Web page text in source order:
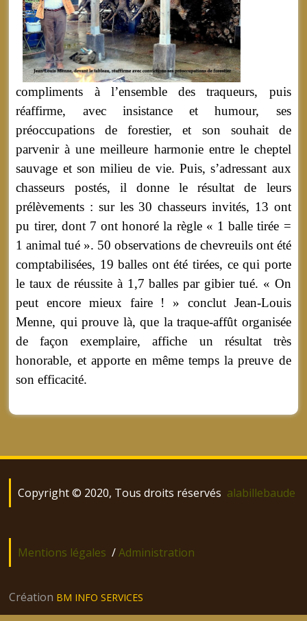
compliments à l’ensemble des traqueurs, puis
réaffirme, avec insistance et humour, ses
préoccupations de forestier, et son souhait de
parvenir à une meilleure harmonie entre le cheptel
sauvage et son milieu de vie. Puis, s’adressant aux
chasseurs postés, il donne le résultat de leurs
prélèvements : sur les 30 chasseurs invités, 13 ont
pu tirer, dont 7 ont honoré la règle « 1 balle tirée =
1 animal tué ». 50 observations de chevreuils ont été
comptabilisées, 19 balles ont été tirées, ce qui porte
le taux de réussite à 1,7 balles par gibier tué. « On
peut encore mieux faire ! » conclut Jean-Louis
Menne, qui prouve là, que la traque-affût organisée
de façon exemplaire, affiche un résultat très
honorable, et apporte en même temps la preuve de
son efficacité.
Copyright © 2020, Tous droits réservés alabillebaude
Mentions légales /Administration
Création BM INFO SERVICES